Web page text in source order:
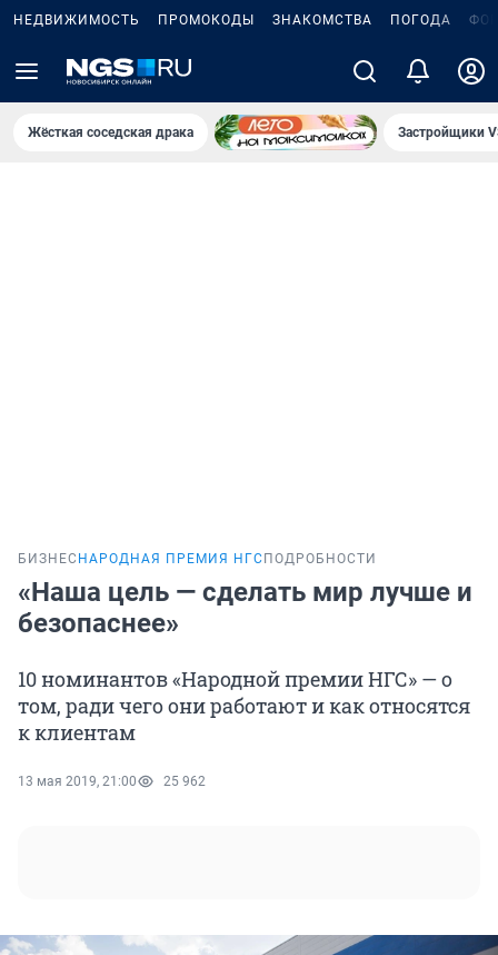
НЕДВИЖИМОСТЬ ПРОМОКОДЫ ЗНАКОМСТВА ПОГОДА
Жёсткая соседская драка Застройщики
БИЗНЕС НАРОДНАЯ ПРЕМИЯ НГС ПОДРОБНОСТИ
«Наша цель — сделать мир лучше и
безопаснее»
10 номинантов «Народной премии НГС» — о
том, ради чего они работают и как относятся
к клиентам
13 мая 2019, 21:00 25 962